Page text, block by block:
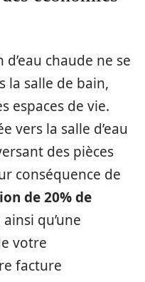
chaude ne se
la salle de bain,
espaces de vie.
vers la salle d’eau
des pièces
conséquence de
de 20% de
qu’une
votre
facture